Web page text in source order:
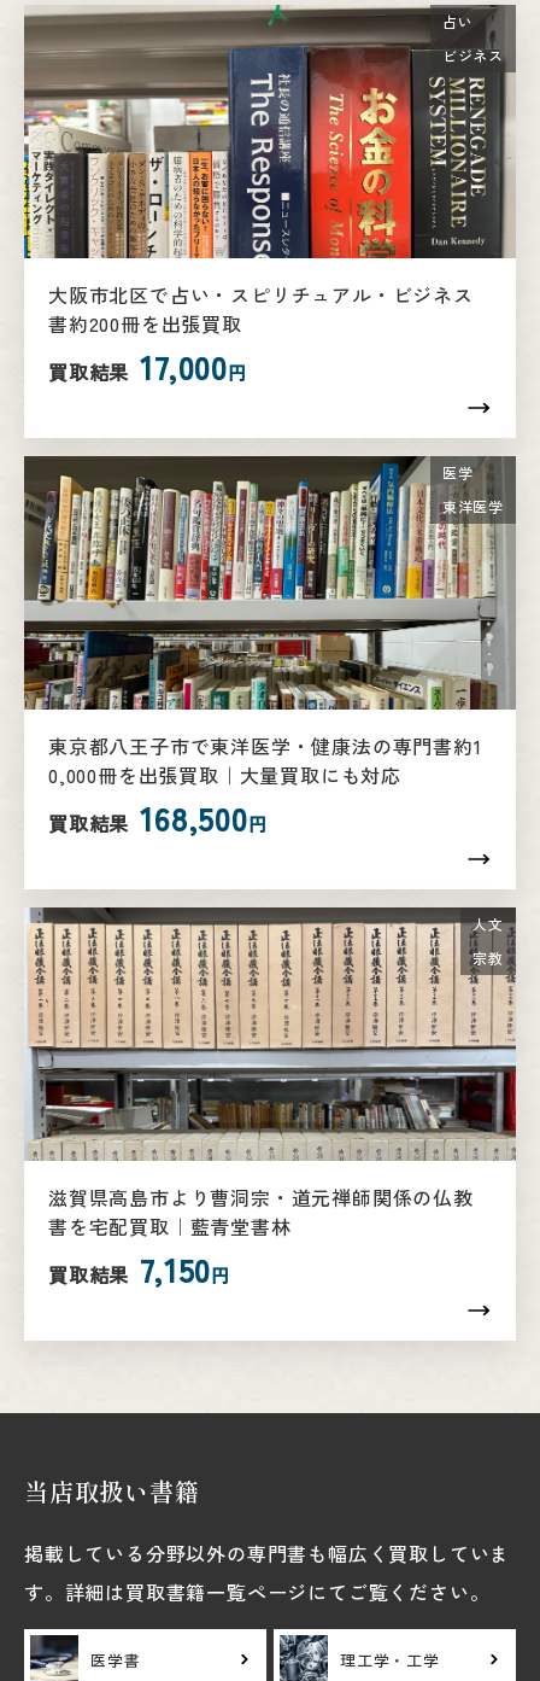
占い
ビジネス
大阪市北区で占い・スピリチュアル・ビジネス
書約200冊を出張買取
買取結果 17,000円
医学
東洋医学
東京都八王子市で東洋医学・健康法の専門書約1
0,000冊を出張買取｜大量買取にも対応
買取結果 168,500円
人文
宗教
滋賀県高島市より曹洞宗・道元禅師関係の仏教
書を宅配買取｜藍青堂書林
買取結果 7,150円
当店取扱い書籍
掲載している分野以外の専門書も幅広く買取していま
す。詳細は買取書籍一覧ページにてご覧ください。
医学書 理工学・工学